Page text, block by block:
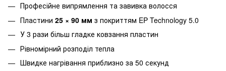
Професійне випрямлення та завивка волосся
Пластини 25 × 90 мм з покриттям EP Technology 5.0
У 3 рази більш гладке ковзання пластин
Рівномірний розподіл тепла
Швидке нагрівання приблизно за 50 секунд